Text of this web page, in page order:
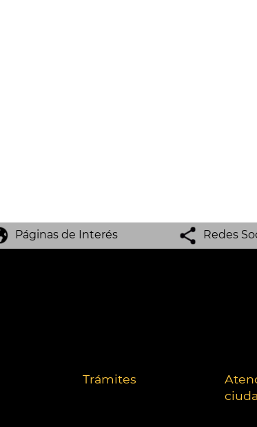
Páginas de Interés Redes
Trámites